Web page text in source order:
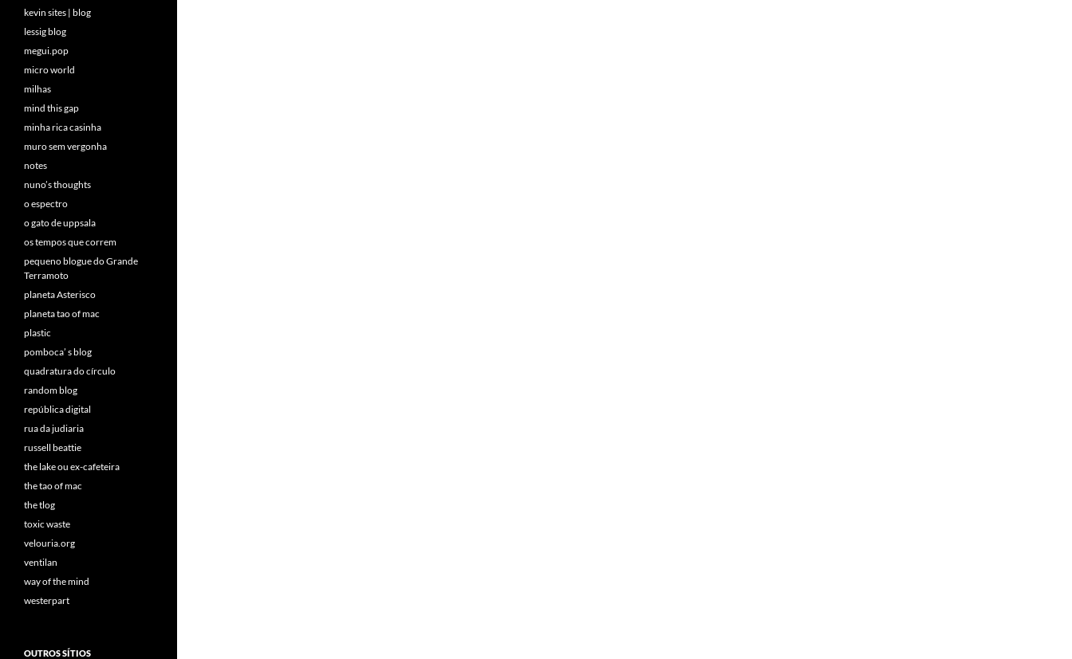
kevin sites | blog
lessig blog
megui.pop
micro world
milhas
mind this gap
minha rica casinha
muro sem vergonha
notes
nuno’s thoughts
o espectro
o gato de uppsala
os tempos que correm
pequeno blogue do Grande
Terramoto
planeta Asterisco
planeta tao of mac
plastic
pomboca’ s blog
quadratura do círculo
random blog
república digital
rua da judiaria
russell beattie
the lake ou ex-cafeteira
the tao of mac
the tlog
toxic waste
velouria.org
ventilan
way of the mind
westerpart
OUTROS SÍTIOS